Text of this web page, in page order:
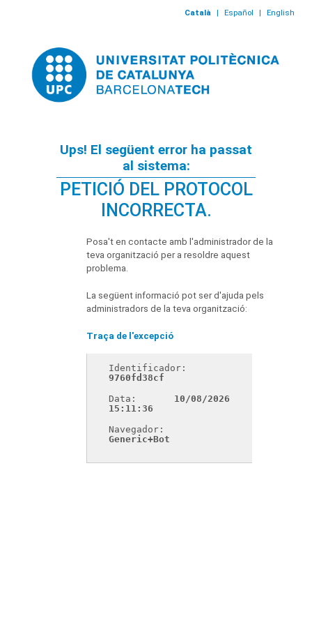
Català | Español | English
Ups! El següent error ha passat
al sistema:
PETICIÓ DEL PROTOCOL
INCORRECTA.
Posa't en contacte amb l'administrador de la
teva organització per a resoldre aquest
problema.
La següent informació pot ser d'ajuda pels
administradors de la teva organització:
Traça de l'excepció
9760fd38cf
Data:
10/08/2026
15:11:36
Generic+Bot